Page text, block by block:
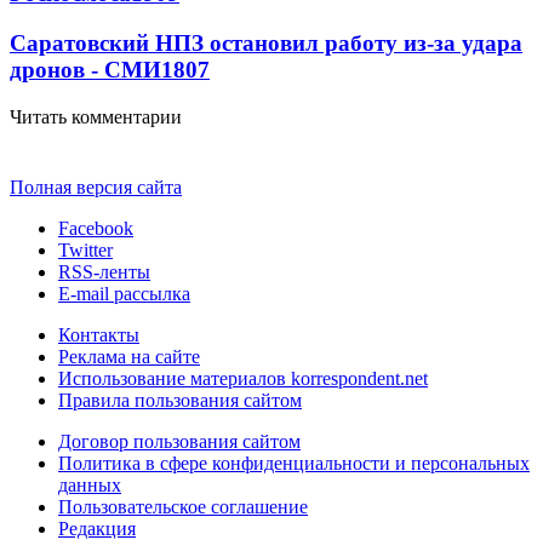
Саратовский НПЗ остановил работу из-за удара
дронов - СМИ1807
Читать комментарии
Полная версия сайта
Facebook
Twitter
RSS-ленты
E-mail рассылка
Контакты
Реклама на сайте
Использование материалов korrespondent.net
Правила пользования сайтом
Договор пользования сайтом
Политика в сфере конфиденциальности и персональных
данных
Пользовательское соглашение
Редакция